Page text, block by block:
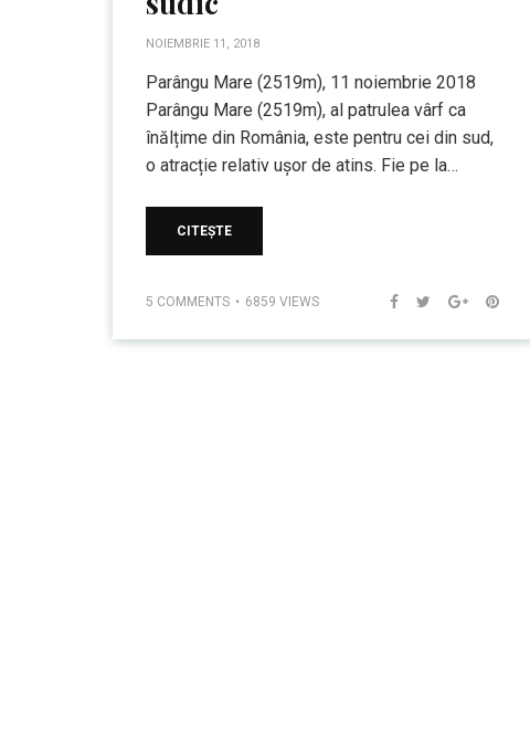
NOIEMBRIE 11, 2018
Parângu Mare (2519m), 11 noiembrie 2018
Parângu Mare (2519m), al patrulea vârf ca
înălțime din România, este pentru cei din sud,
o atracție relativ ușor de atins. Fie pe la…
CITEȘTE
5 COMMENTS 6859 VIEWS